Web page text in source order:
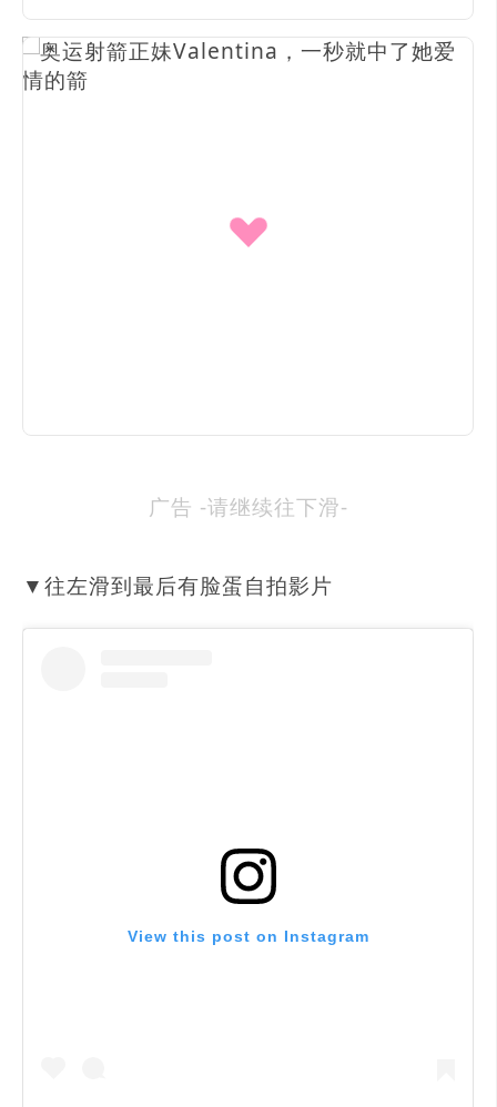
广告 -请继续往下滑-
▼往左滑到最后有脸蛋自拍影片
View this post on Instagram